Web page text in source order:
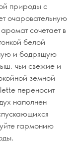
природы с
очаровательную
сочетает в
белой
и бодрящую
чьи свежие и
земной
переносит
наполнен
гармонию